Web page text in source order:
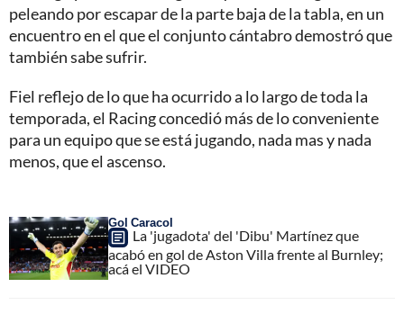
peleando por escapar de la parte baja de la tabla, en un
encuentro en el que el conjunto cántabro demostró que
también sabe sufrir.
Fiel reflejo de lo que ha ocurrido a lo largo de toda la
temporada, el Racing concedió más de lo conveniente
para un equipo que se está jugando, nada mas y nada
menos, que el ascenso.
Gol Caracol
La 'jugadota' del 'Dibu' Martínez que
acabó en gol de Aston Villa frente al Burnley;
acá el VIDEO